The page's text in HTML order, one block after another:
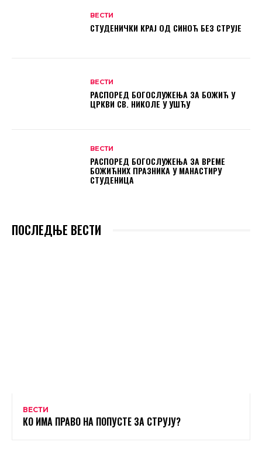
ВЕСТИ
СТУДЕНИЧКИ КРАЈ ОД СИНОЋ БЕЗ СТРУЈЕ
ВЕСТИ
РАСПОРЕД БОГОСЛУЖЕЊА ЗА БОЖИЋ У
ЦРКВИ СВ. НИКОЛЕ У УШЋУ
ВЕСТИ
РАСПОРЕД БОГОСЛУЖЕЊА ЗА ВРЕМЕ
БОЖИЋНИХ ПРАЗНИКА У МАНАСТИРУ
СТУДЕНИЦА
ПОСЛЕДЊЕ ВЕСТИ
ВЕСТИ
КО ИМА ПРАВО НА ПОПУСТЕ ЗА СТРУЈУ?